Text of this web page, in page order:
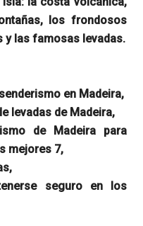
los frondosos
y las famosas levadas.
en Madeira,
levadas de Madeira,
de Madeira para
mejores 7,
seguro en los